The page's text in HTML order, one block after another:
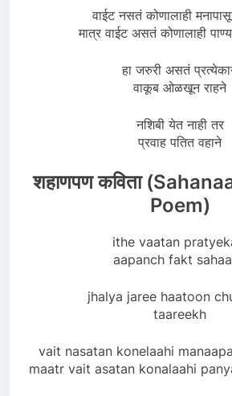
वाईट नसतं कोणालाही
मात्र वाईट असतं कोणालाही
हा जरुरी असतं
वाकूब ओळखून राहने
नशिबी येत नाही तर
प्रवाह पतित वहाने
शहाणपण कविता
Poem)
ithe vaatan
aapanch fakt
jhalya jaree haatoon
taareekh
vait nasatan konelaahi
maatr vait asatan konalaahi